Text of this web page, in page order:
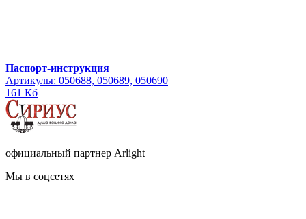
Паспорт-инструкция
Артикулы: 050688, 050689, 050690
161 Кб
официальный партнер Arlight
Мы в соцсетях